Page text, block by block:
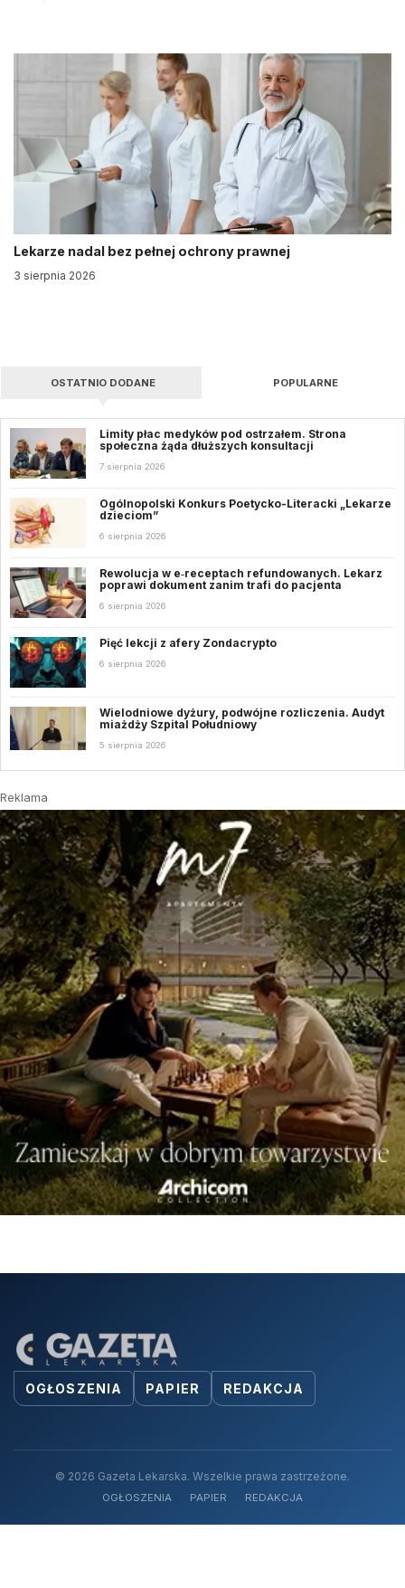
Lekarze nadal bez pełnej ochrony prawnej
3 sierpnia 2026
OSTATNIO DODANE POPULARNE
Limity płac medyków pod ostrzałem. Strona
społeczna żąda dłuższych konsultacji
7 sierpnia 2026
Ogólnopolski Konkurs Poetycko-Literacki „Lekarze
dzieciom”
6 sierpnia 2026
Rewolucja w e‑receptach refundowanych. Lekarz
poprawi dokument zanim trafi do pacjenta
6 sierpnia 2026
Pięć lekcji z afery Zondacrypto
6 sierpnia 2026
Wielodniowe dyżury, podwójne rozliczenia. Audyt
miażdży Szpital Południowy
5 sierpnia 2026
Reklama
OGŁOSZENIA PAPIER REDAKCJA
© 2026 Gazeta Lekarska. Wszelkie prawa zastrzeżone.
OGŁOSZENIA PAPIER REDAKCJA